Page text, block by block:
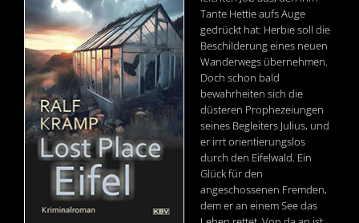
Tante Hettie aufs Auge
gedrückt hat: Herbie soll die
Beschilderung eines neuen
Wanderwegs übernehmen.
Doch schon bald
bewahrheiten sich die
düsteren Prophezeiungen
seines Begleiters Julius, und
er irrt orientierungslos
durch den Eifelwald. Ein
Glück für den
angeschossenen Fremden,
dem er an einem See das